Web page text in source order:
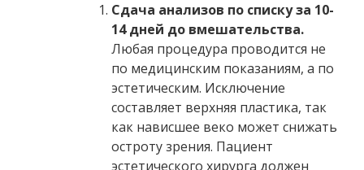
Сдача анализов по списку за 10-
14 дней до вмешательства.
Любая процедура проводится не
по медицинским показаниям, а по
эстетическим. Исключение
составляет верхняя пластика, так
как нависшее веко может снижать
остроту зрения. Пациент
эстетического хирурга должен